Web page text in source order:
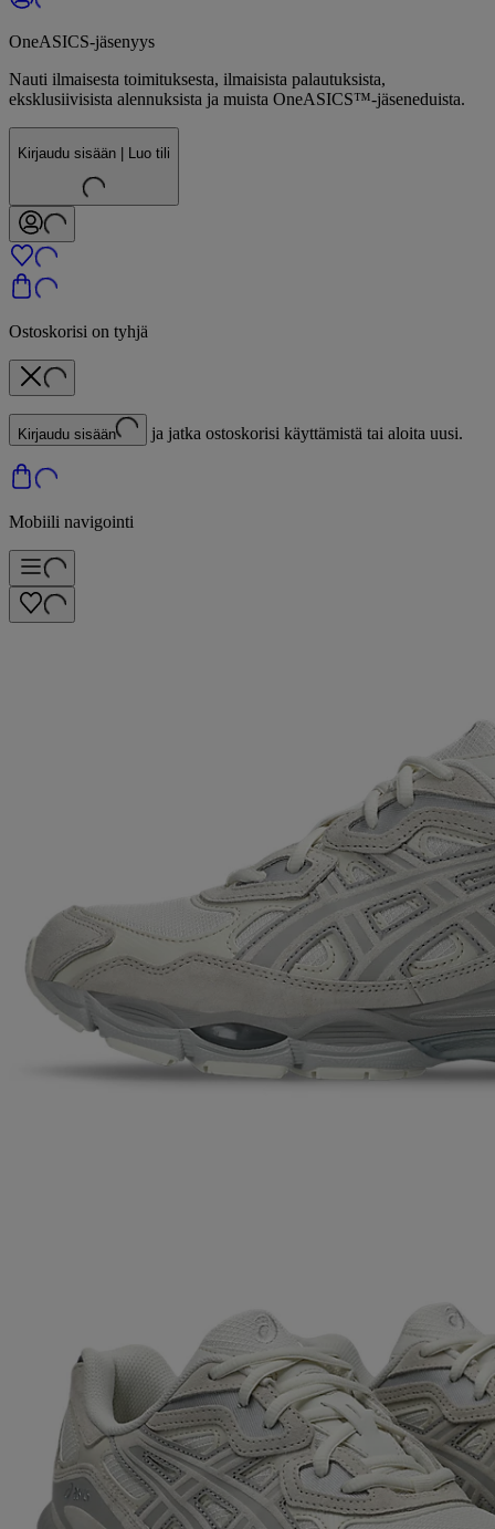
OneASICS-jäsenyys
Nauti ilmaisesta toimituksesta, ilmaisista palautuksista,
eksklusiivisista alennuksista ja muista OneASICS™-jäseneduista.
Kirjaudu sisään | Luo tili
Ostoskorisi on tyhjä
Kirjaudu sisään ja jatka ostoskorisi käyttämistä tai aloita uusi.
Mobiili navigointi